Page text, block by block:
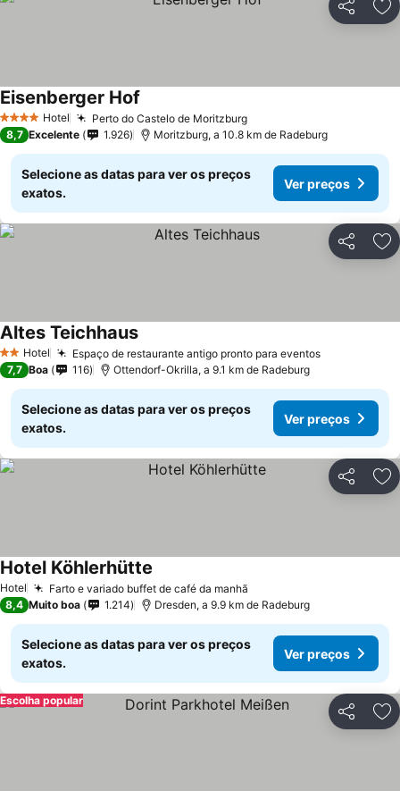
Partilhar
4 EstrelasHotel Perto do Castelo de MoritzburgVer preços
Eisenberger Hof
8,7 Excelente 1.926 Moritzburg, a 10.8 km de Radeburg
Selecione as datas para ver os preços
exatos.
Ver preços
Partilhar
2 Estrelas
Hotel Espaço de restaurante antigo pronto para eventosVer preços
Altes TeichhausVer preços
7,7 Boa 116 Ottendorf-Okrilla, a 9.1 km de Radeburg
Selecione as datas para ver os preços
exatos.
Ver preços
Partilhar
Hotel Farto e variado buffet de café da manhã
Hotel Köhlerhütte
8,4 Muito boa 1.214 Dresden, a 9.9 km de Radeburg
Selecione as datas para ver os preços
exatos.
Ver preços
Partilhar
Escolha popular